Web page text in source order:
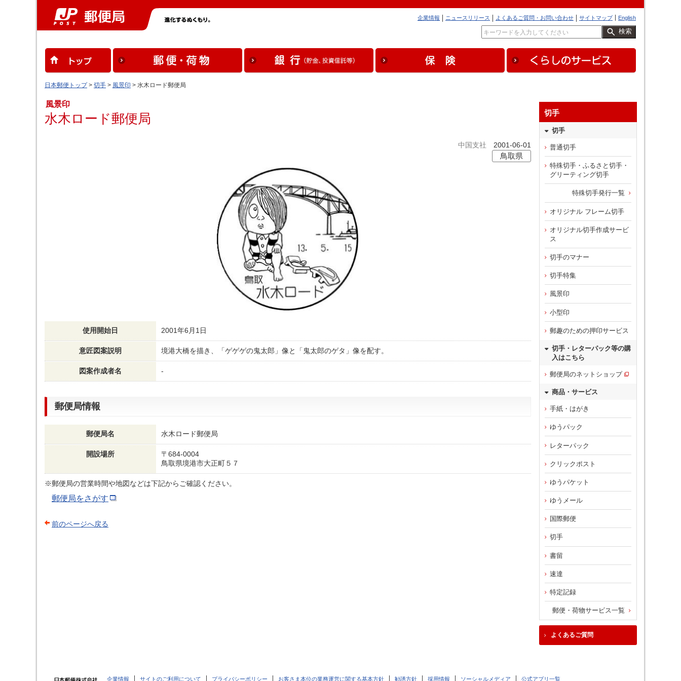
English
サイトマップ
よくあるご質問・お問い合わせ
ニュースリリース
企業情報
検索
日本郵便トップ> 切手 > 風景印 > 水木ロード郵便局
風景印
水木ロード郵便局
中国支社 2001-06-01
鳥取県
使用開始日 2001年6月1日
意匠図案説明 境港大橋を描き、「ゲゲゲの鬼太郎」像と「鬼太郎のゲタ」像を配す。
図案作成者名 -
郵便局情報
郵便局名 水木ロード郵便局
開設場所
〒684-0004
鳥取県境港市大正町５７
※郵便局の営業時間や地図などは下記からご確認ください。
郵便局をさがす
前のページへ戻る
切手
切手
普通切手
特殊切手・ふるさと切手・
グリーティング切手
特殊切手発行一覧
オリジナル フレーム切手
オリジナル切手作成サービ
ス
切手のマナー
切手特集
風景印
小型印
郵趣のための押印サービス
切手・レターパック等の購
入はこちら
郵便局のネットショップ
商品・サービス
手紙・はがき
ゆうパック
レターパック
クリックポスト
ゆうパケット
ゆうメール
国際郵便
切手
書留
速達
特定記録
郵便・荷物サービス一覧
よくあるご質問
企業情報 サイトのご利用について プライバシーポリシー お客さま本位の業務運営に関する基本方針 勧誘方針 採用情報 ソーシャルメディア 公式アプリ一覧